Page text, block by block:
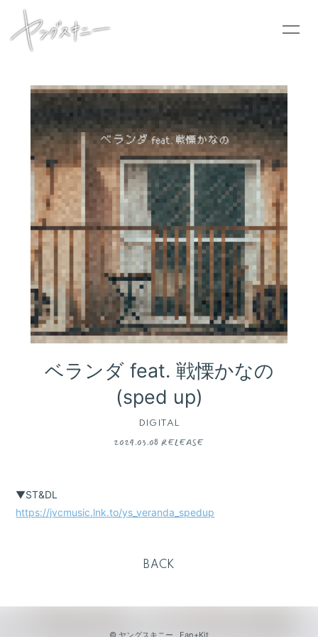
HOME
INFORMATION
SCHEDULE
PROFILE
VIDEO
DISCOGRAPHY
CONTACT
GOODS
MOVIE
ベランダ feat. 戦慄かなの
(sped up)
DIGITAL
2024.03.08 RELEASE
▼ST&DL
https://jvcmusic.lnk.to/ys_veranda_spedup
BACK